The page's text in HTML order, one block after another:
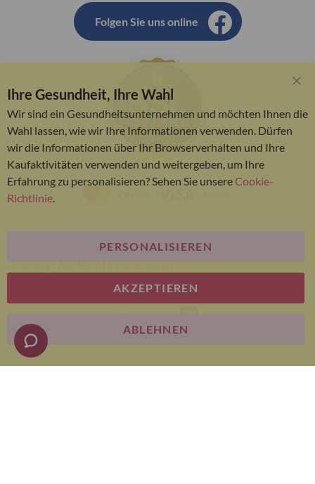
Folgen Sie uns online
© Bariatric Advantage® ist eine Marke der Metagenics
Group. Alle Rechte vorbehalten.
E-commerce
Bar
Ihre Gesundheit, Ihre Wahl
Wir sind ein Gesundheitsunternehmen und möchten Ihnen die
Wahl lassen, wie wir Ihre Informationen verwenden. Dürfen
wir die Informationen über Ihr Browserverhalten und Ihre
Kaufaktivitäten verwenden und weitergeben, um Ihre
Erfahrung zu personalisieren? Sehen Sie unsereCookie-
Richtlinie.
AKZEPTIEREN
PERSONALISIEREN
ABLEHNEN